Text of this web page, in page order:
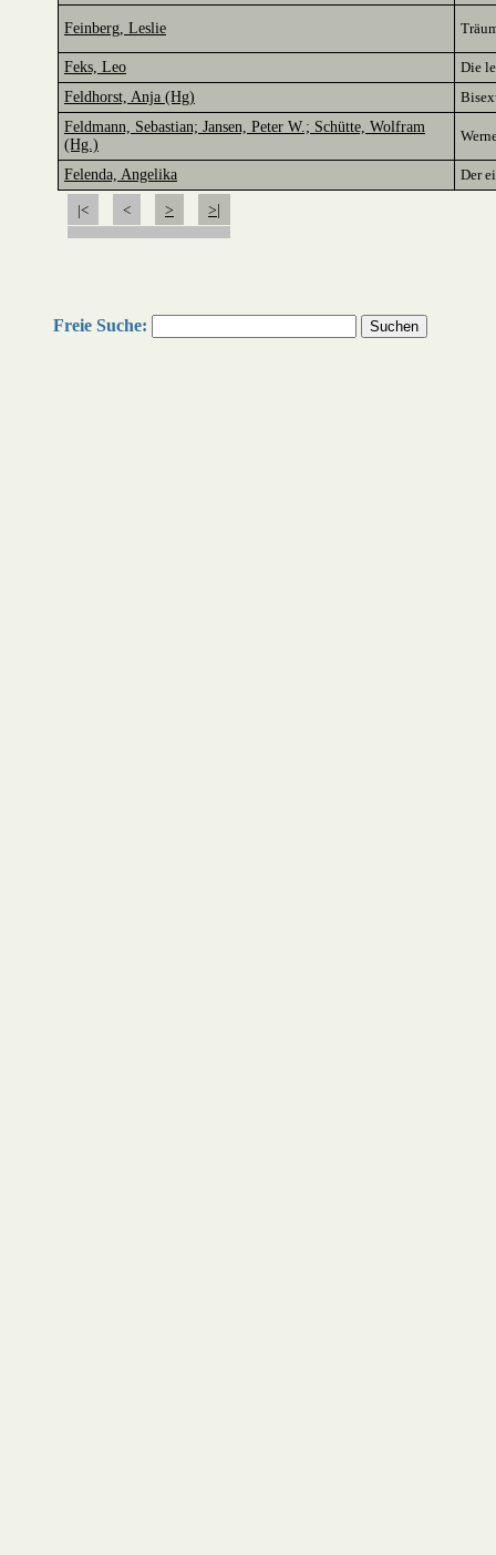
Feinberg, Leslie
Feks, Leo
Die
Feldhorst, Anja (Hg)
Feldmann, Sebastian; Jansen, Peter W.; Schütte, Wolfram
(Hg.)
Felenda, Angelika Der
|< < > >|
Freie Suche: